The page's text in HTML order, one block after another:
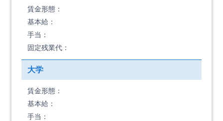
賃金形態：
基本給：
手当：
固定残業代：
大学
賃金形態：
基本給：
手当：